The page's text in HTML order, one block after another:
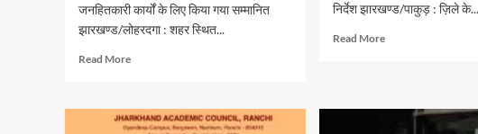
जनहितकारी कार्यों के लिए किया गया सम्मानित
झारखण्ड/लोहरदगा : शहर स्थित...
Read MoreRead
पत्रकार
सम्मान
निर्देश झारखण्ड/पाकुड़ : ज़िले के...
Read MoreRead